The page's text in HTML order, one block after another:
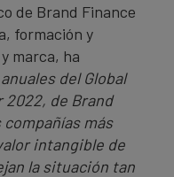
de Brand Finance
formación y
marca, ha
del Global
2022, de Brand
compañías más
intangible de
la situación tan